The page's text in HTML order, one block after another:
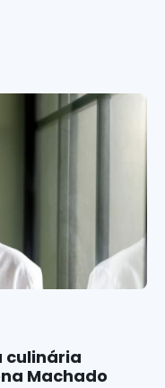
culinária
Machado